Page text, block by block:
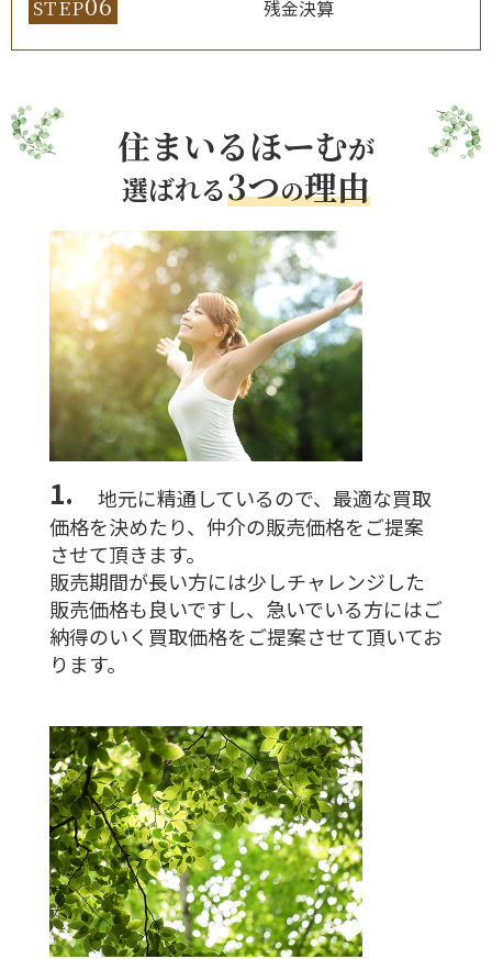
STEP 残金決算
住まいるほーむが
選ばれる3つの理由
1.
地元に精通しているので、最適な買取
価格を決めたり、仲介の販売価格をご提案
させて頂きます。
販売期間が長い方には少しチャレンジした
販売価格も良いですし、急いでいる方にはご
納得のいく買取価格をご提案させて頂いてお
ります。